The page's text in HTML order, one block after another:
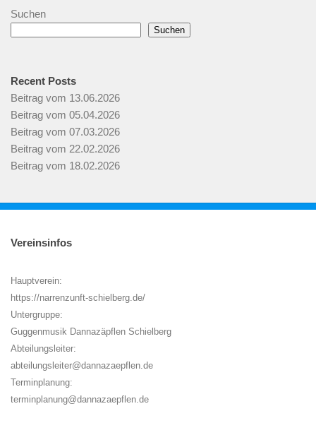
Suchen
Suchen
Recent Posts
Beitrag vom 13.06.2026
Beitrag vom 05.04.2026
Beitrag vom 07.03.2026
Beitrag vom 22.02.2026
Beitrag vom 18.02.2026
Vereinsinfos
Hauptverein:
https://narrenzunft-schielberg.de/
Untergruppe:
Guggenmusik Dannazäpflen Schielberg
Abteilungsleiter:
abteilungsleiter@dannazaepflen.de
Terminplanung:
terminplanung@dannazaepflen.de